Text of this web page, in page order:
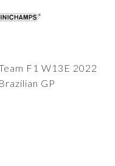
F1 W13E 2022
GP